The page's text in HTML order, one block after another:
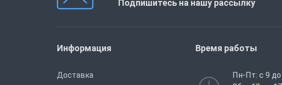
Подпишитесь на нашу рассылку
Информация
Доставка
Время работы
Пн-Пт: с 9 до